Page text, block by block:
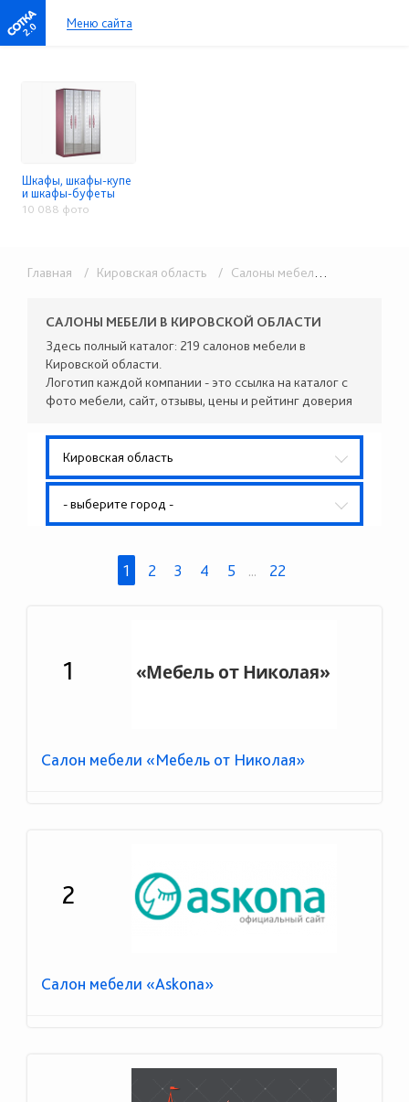
2.0 Меню сайта
Шкафы, шкафы-купе
и шкафы-буфеты
10 088 фото
Главная / Кировская область / Салоны мебели / Шкафы,
САЛОНЫ МЕБЕЛИ В КИРОВСКОЙ ОБЛАСТИ
Здесь полный каталог: 219 салонов мебели в
Кировской области.
Логотип каждой компании - это ссылка на каталог с
фото мебели, сайт, отзывы, цены и рейтинг доверия
Кировская область
- выберите город -
1 2 3 4 5 ... 22
1
Салон мебели «Мебель от Николая»
2
Салон мебели «Askona»